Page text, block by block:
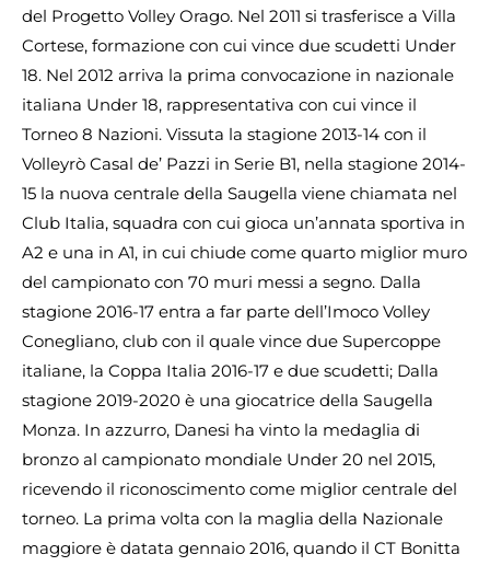
del Progetto Volley Orago. Nel 2011 si trasferisce a Villa
Cortese, formazione con cui vince due scudetti Under
18. Nel 2012 arriva la prima convocazione in nazionale
italiana Under 18, rappresentativa con cui vince il
Torneo 8 Nazioni. Vissuta la stagione 2013-14 con il
Volleyrò Casal de’ Pazzi in Serie B1, nella stagione 2014-
15 la nuova centrale della Saugella viene chiamata nel
Club Italia, squadra con cui gioca un’annata sportiva in
A2 e una in A1, in cui chiude come quarto miglior muro
del campionato con 70 muri messi a segno. Dalla
stagione 2016-17 entra a far parte dell’Imoco Volley
Conegliano, club con il quale vince due Supercoppe
italiane, la Coppa Italia 2016-17 e due scudetti; Dalla
stagione 2019-2020 è una giocatrice della Saugella
Monza. In azzurro, Danesi ha vinto la medaglia di
bronzo al campionato mondiale Under 20 nel 2015,
ricevendo il riconoscimento come miglior centrale del
torneo. La prima volta con la maglia della Nazionale
maggiore è datata gennaio 2016, quando il CT Bonitta